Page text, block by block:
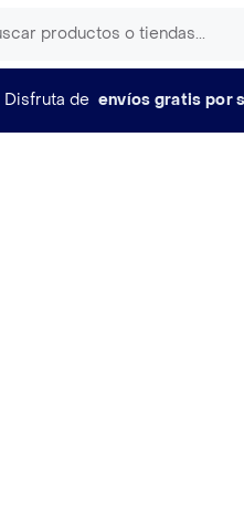
Disfruta de envíos gratis por